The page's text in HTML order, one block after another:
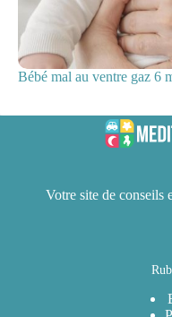
Bébé mal au ventre gaz 6
Votre site de conseils